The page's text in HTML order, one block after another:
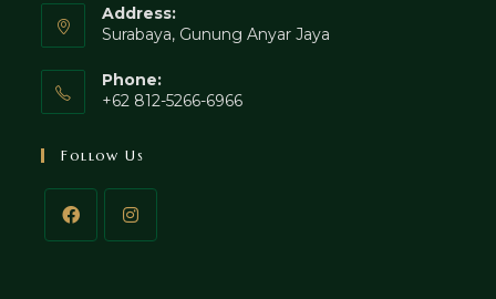
Address:
Surabaya, Gunung Anyar Jaya
Phone:
+62 812-5266-6966
Follow Us